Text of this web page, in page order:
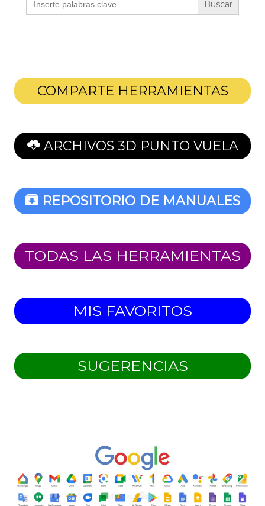
COMPARTE HERRAMIENTAS
ARCHIVOS 3D PUNTO VUELA
REPOSITORIO DE MANUALES
TODAS LAS HERRAMIENTAS
MIS FAVORITOS
SUGERENCIAS